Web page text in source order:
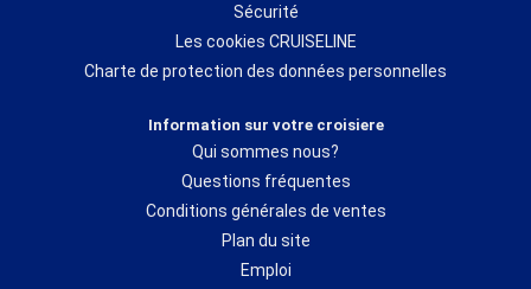
Sécurité
Les cookies CRUISELINE
Charte de protection des données personnelles
Information sur votre croisiere
Qui sommes nous?
Questions fréquentes
Conditions générales de ventes
Plan du site
Emploi